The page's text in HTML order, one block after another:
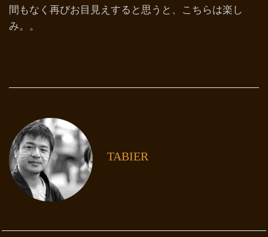
間もなく再びお目見えすると思うと、こちらは楽し
み。。
TABIER